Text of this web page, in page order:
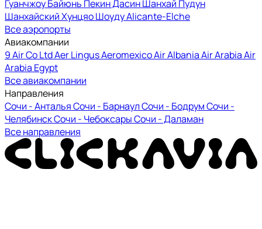
Гуанчжоу Байюнь Пекин ДасинШанхай Пудун
Шанхайский ХунцяоШоудуAlicante-Elche
Все аэропорты
Авиакомпании
9 Air Co LtdAer LingusAeromexicoAir AlbaniaAir ArabiaAir
Arabia Egypt
Все авиакомпании
Направления
Сочи - АнтальяСочи - БарнаулСочи - БодрумСочи -
ЧелябинскСочи - ЧебоксарыСочи - Даламан
Все направления